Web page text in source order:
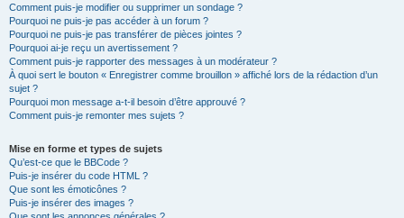
Comment puis-je modifier ou supprimer un sondage ?
Pourquoi ne puis-je pas accéder à un forum ?
Pourquoi ne puis-je pas transférer de pièces jointes ?
Pourquoi ai-je reçu un avertissement ?
Comment puis-je rapporter des messages à un modérateur ?
À quoi sert le bouton « Enregistrer comme brouillon » affiché lors de la rédaction d’un
sujet ?
Pourquoi mon message a-t-il besoin d’être approuvé ?
Comment puis-je remonter mes sujets ?
Mise en forme et types de sujets
Qu’est-ce que le BBCode ?
Puis-je insérer du code HTML ?
Que sont les émoticônes ?
Puis-je insérer des images ?